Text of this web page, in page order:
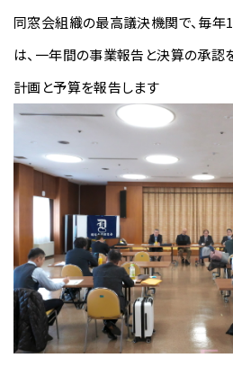
同窓会組織の最高議決機関で、毎
は、一年間の事業報告と決算の承認
計画と予算を報告します